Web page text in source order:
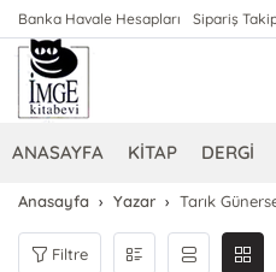
Banka Havale Hesapları Sipariş
ANASAYFA KİTAP DERGİ
Anasayfa Yazar Tarık
Filtre